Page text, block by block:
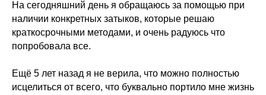
На сегодняшний день я обращаюсь за помощью при
наличии конкретных затыков, которые решаю
краткосрочными методами, и очень радуюсь что
попробовала все.
Ещё 5 лет назад я не верила, что можно полностью
исцелиться от всего, что буквально портило мне жизнь